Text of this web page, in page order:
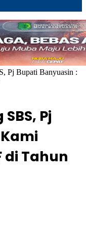
Pj Bupati Banyuasin :
Pj
di Tahun